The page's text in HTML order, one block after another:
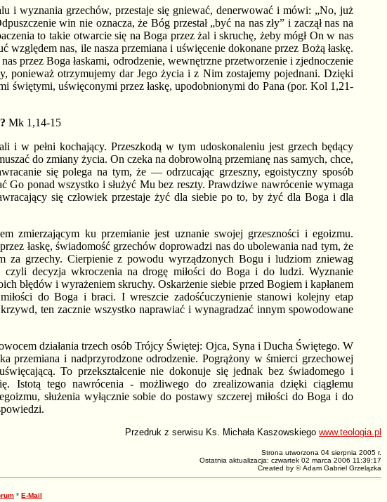
i wyznania grzechów, przestaje się gniewać, denerwować i mówi: „No, już
win nie oznacza, że Bóg przestał „być na nas zły” i zaczął nas na
to takie otwarcie się na Boga przez żal i skruchę, żeby mógł On w nas
względem nas, ile nasza przemiana i uświęcenie dokonane przez Bożą łaskę.
przez Boga łaskami, odrodzenie, wewnętrzne przetworzenie i zjednoczenie
ponieważ otrzymujemy dar Jego życia i z Nim zostajemy pojednani. Dzięki
świętymi, uświęconymi przez łaskę, upodobnionymi do Pana (por. Kol 1,21-
Mk 1,14-15
i w pełni kochający. Przeszkodą w tym udoskonaleniu jest grzech będący
do zmiany życia. On czeka na dobrowolną przemianę nas samych, chce,
się polega na tym, że — odrzucając grzeszny, egoistyczny sposób
ponad wszystko i służyć Mu bez reszty. Prawdziwe nawrócenie wymaga
się człowiek przestaje żyć dla siebie po to, by żyć dla Boga i dla
zmierzającym ku przemianie jest uznanie swojej grzeszności i egoizmu.
łaskę, świadomość grzechów doprowadzi nas do ubolewania nad tym, że
za grzechy. Cierpienie z powodu wyrządzonych Bogu i ludziom zniewag
decyzja wkroczenia na drogę miłości do Boga i do ludzi. Wyznanie
błędów i wyrażeniem skruchy. Oskarżenie siebie przed Bogiem i kapłanem
do Boga i braci. I wreszcie zadośćuczynienie stanowi kolejny etap
ten zacznie wszystko naprawiać i wynagradzać innym spowodowane
działania trzech osób Trójcy Świętej: Ojca, Syna i Ducha Świętego. W
przemiana i nadprzyrodzone odrodzenie. Pogrążony w śmierci grzechowej
To przekształcenie nie dokonuje się jednak bez świadomego i
Istotą tego nawrócenia - możliwego do zrealizowania dzięki ciągłemu
służenia wyłącznie sobie do postawy szczerej miłości do Boga i do
Przedruk z serwisu Ks. Michała Kaszowskiego www.teologia.pl
Strona utworzona 04 sierpnia 2005 r.
Ostatnia aktualizacja: czwartek 02 marca 2006 11:39:17
Created by ©Adam Gabriel Grzelązka
* E-Mail